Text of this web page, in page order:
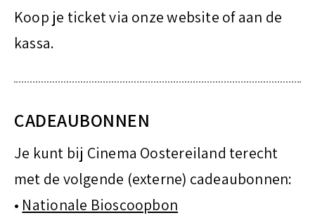
Koop je ticket via onze website of aan de
kassa.
CADEAUBONNEN
Je kunt bij Cinema Oostereiland terecht
met de volgende (externe) cadeaubonnen:
• Nationale Bioscoopbon